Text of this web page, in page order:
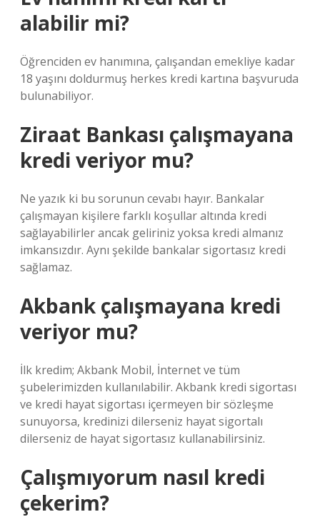
alabilir mi?
Öğrenciden ev hanımına, çalışandan emekliye kadar
18 yaşını doldurmuş herkes kredi kartına başvuruda
bulunabiliyor.
Ziraat Bankası çalışmayana
kredi veriyor mu?
Ne yazık ki bu sorunun cevabı hayır. Bankalar
çalışmayan kişilere farklı koşullar altında kredi
sağlayabilirler ancak geliriniz yoksa kredi almanız
imkansızdır. Aynı şekilde bankalar sigortasız kredi
sağlamaz.
Akbank çalışmayana kredi
veriyor mu?
İlk kredim; Akbank Mobil, İnternet ve tüm
şubelerimizden kullanılabilir. Akbank kredi sigortası
ve kredi hayat sigortası içermeyen bir sözleşme
sunuyorsa, kredinizi dilerseniz hayat sigortalı
dilerseniz de hayat sigortasız kullanabilirsiniz.
Çalışmıyorum nasıl kredi
çekerim?